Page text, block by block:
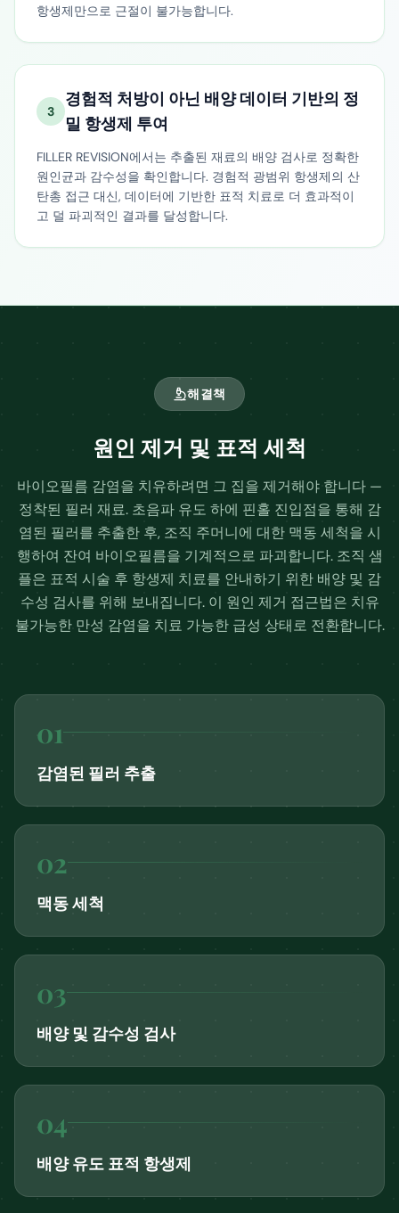
항생제만으로 근절이 불가능합니다.
3
경험적 처방이 아닌 배양 데이터 기반의 정
밀 항생제 투여
FILLER REVISION에서는 추출된 재료의 배양 검사로 정확한
원인균과 감수성을 확인합니다. 경험적 광범위 항생제의 산
탄총 접근 대신, 데이터에 기반한 표적 치료로 더 효과적이
고 덜 파괴적인 결과를 달성합니다.
해결책
원인 제거 및 표적 세척
바이오필름 감염을 치유하려면 그 집을 제거해야 합니다 —
정착된 필러 재료. 초음파 유도 하에 핀홀 진입점을 통해 감
염된 필러를 추출한 후, 조직 주머니에 대한 맥동 세척을 시
행하여 잔여 바이오필름을 기계적으로 파괴합니다. 조직 샘
플은 표적 시술 후 항생제 치료를 안내하기 위한 배양 및 감
수성 검사를 위해 보내집니다. 이 원인 제거 접근법은 치유
불가능한 만성 감염을 치료 가능한 급성 상태로 전환합니다.
01
감염된 필러 추출
02
맥동 세척
03
배양 및 감수성 검사
04
배양 유도 표적 항생제